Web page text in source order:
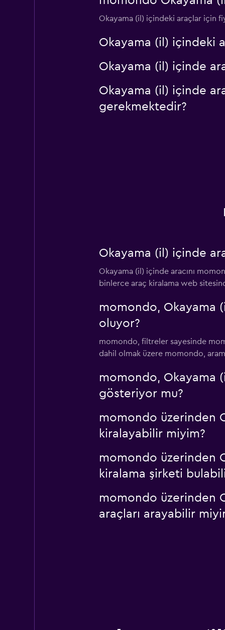
2 konum
Okayama (il) içindeki araçlar için
Okayama (il) içindeki
Okayama (il) içinde
Okayama (il) içinde
gerekmektedir?
Okayama (il) içinde
Okayama (il) içinde aracını
binlerce araç kiralama web
momondo, Okayama
oluyor?
momondo, filtreler sayesinde
dahil olmak üzere momondo,
momondo, Okayama
gösteriyor mu?
momondo üzerinden
kiralayabilir miyim?
momondo üzerinden
kiralama şirketi
momondo üzerinden
araçları arayabilir